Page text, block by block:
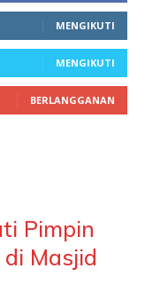
MENGIKUTI
MENGIKUTI
BERLANGGANAN